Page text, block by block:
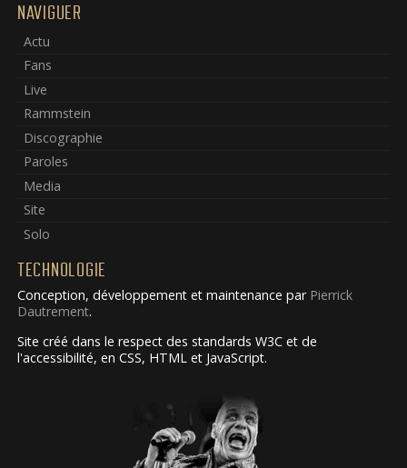
NAVIGUER
Actu
Fans
Live
Rammstein
Discographie
Paroles
Media
Site
Solo
TECHNOLOGIE
Conception, développement et maintenance par Pierrick
Dautrement.
Site créé dans le respect des standards W3C et de
l'accessibilité, en CSS, HTML et JavaScript.